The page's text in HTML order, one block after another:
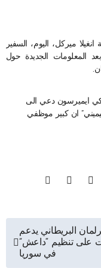
المعلومات الجديدة حول
ايميرسون دعي الى
ان كبير موظفي
البريطاني يدعم
على تنظيم “داعش”
في سوريا